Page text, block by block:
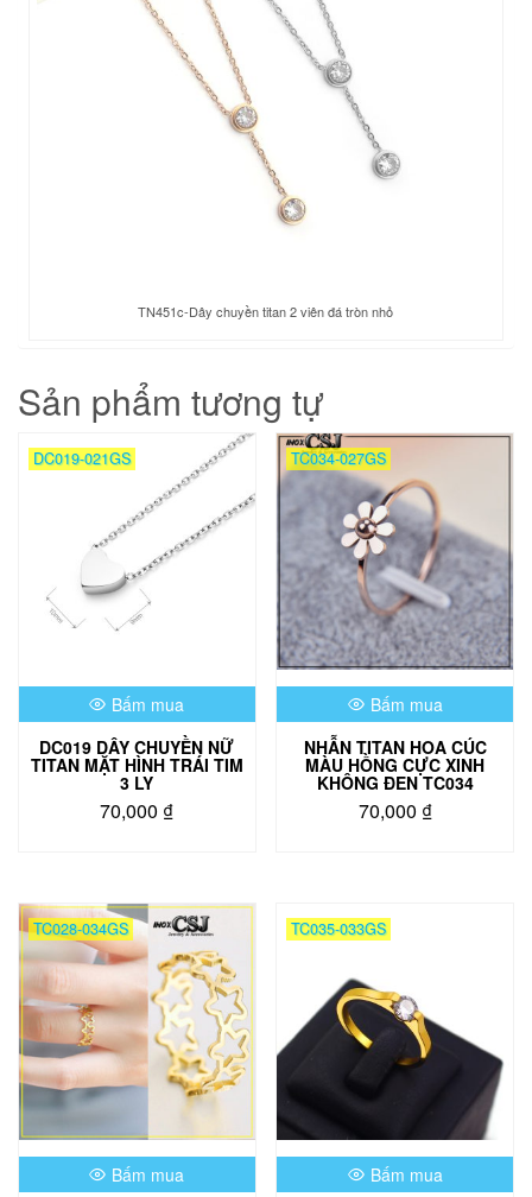
TN451c-Dây chuyền titan 2 viên đá tròn nhỏ
Sản phẩm tương tự
DC019-021GS
Bấm mua
DC019 DÂY CHUYỀN NỮ
TITAN MẶT HÌNH TRÁI TIM
3 LY
70,000 ₫
TC034-027GS
Bấm mua
NHẪN TITAN HOA CÚC
MÀU HỒNG CỰC XINH
KHÔNG ĐEN TC034
70,000 ₫
TC028-034GS
Bấm mua
TC035-033GS
Bấm mua